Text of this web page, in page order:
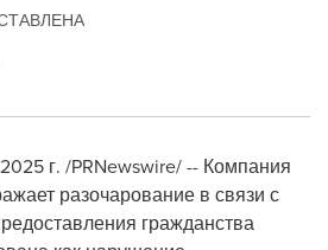
г. /PRNewswire/ -- Компания
разочарование в связи с
гражданства